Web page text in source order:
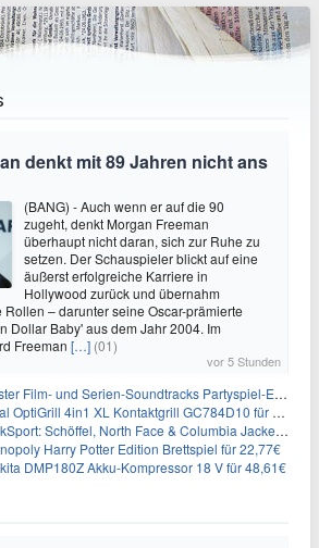
denkt mit 89 Jahren nicht ans
(BANG) - Auch wenn er auf die 90
zugeht, denkt Morgan Freeman
überhaupt nicht daran, sich zur Ruhe zu
setzen. Der Schauspieler blickt auf eine
äußerst erfolgreiche Karriere in
Hollywood zurück und übernahm
– darunter seine Oscar-prämierte
Dollar Baby' aus dem Jahr 2004. Im
Freeman […] (01)
vor 5 Stunden
Film- und Serien-Soundtracks Partyspiel-Erweiterung für 6,99€
OptiGrill 4in1 XL Kontaktgrill GC784D10 für 239,99€
Schöffel, North Face & Columbia Jacken ab 39,60€
Harry Potter Edition Brettspiel für 22,77€
DMP180Z Akku-Kompressor 18 V für 48,61€